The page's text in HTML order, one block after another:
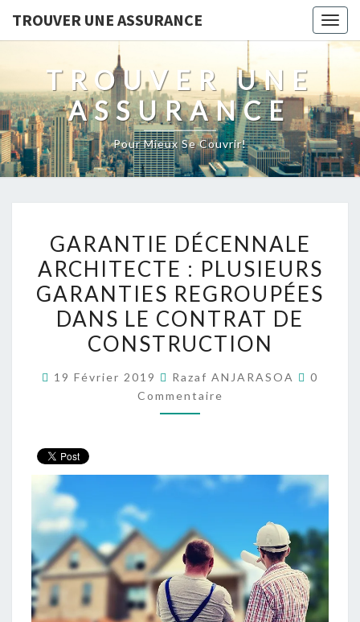
TROUVER UNE ASSURANCE
TROUVER UNE
ASSURANCE
Pour Mieux Se Couvrir!
DÉCENNALE
ARCHITECTE :
PLUSIEURS
GARANTIES
REGROUPÉES
DANS
LE
CONTRAT
GARANTIE DÉCENNALE
ARCHITECTE : PLUSIEURS
GARANTIES REGROUPÉES
DANS LE CONTRAT DE
CONSTRUCTION
19 Février 2019 Razaf ANJARASOA
0
Commentaire